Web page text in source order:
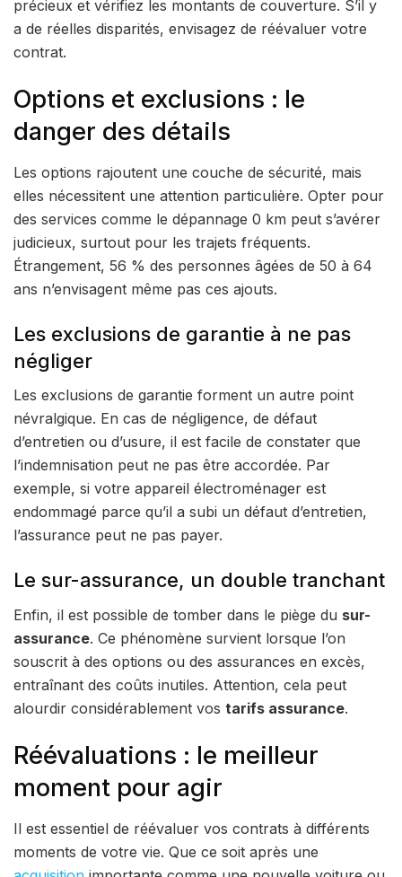
précieux et vérifiez les montants de couverture. S’il y
a de réelles disparités, envisagez de réévaluer votre
contrat.
Options et exclusions : le
danger des détails
Les options rajoutent une couche de sécurité, mais
elles nécessitent une attention particulière. Opter pour
des services comme le dépannage 0 km peut s’avérer
judicieux, surtout pour les trajets fréquents.
Étrangement, 56 % des personnes âgées de 50 à 64
ans n’envisagent même pas ces ajouts.
Les exclusions de garantie à ne pas
négliger
Les exclusions de garantie forment un autre point
névralgique. En cas de négligence, de défaut
d’entretien ou d’usure, il est facile de constater que
l’indemnisation peut ne pas être accordée. Par
exemple, si votre appareil électroménager est
endommagé parce qu’il a subi un défaut d’entretien,
l’assurance peut ne pas payer.
Le sur-assurance, un double tranchant
Enfin, il est possible de tomber dans le piège du sur-
assurance. Ce phénomène survient lorsque l’on
souscrit à des options ou des assurances en excès,
entraînant des coûts inutiles. Attention, cela peut
alourdir considérablement vos tarifs assurance.
Réévaluations : le meilleur
moment pour agir
Il est essentiel de réévaluer vos contrats à différents
moments de votre vie. Que ce soit après une